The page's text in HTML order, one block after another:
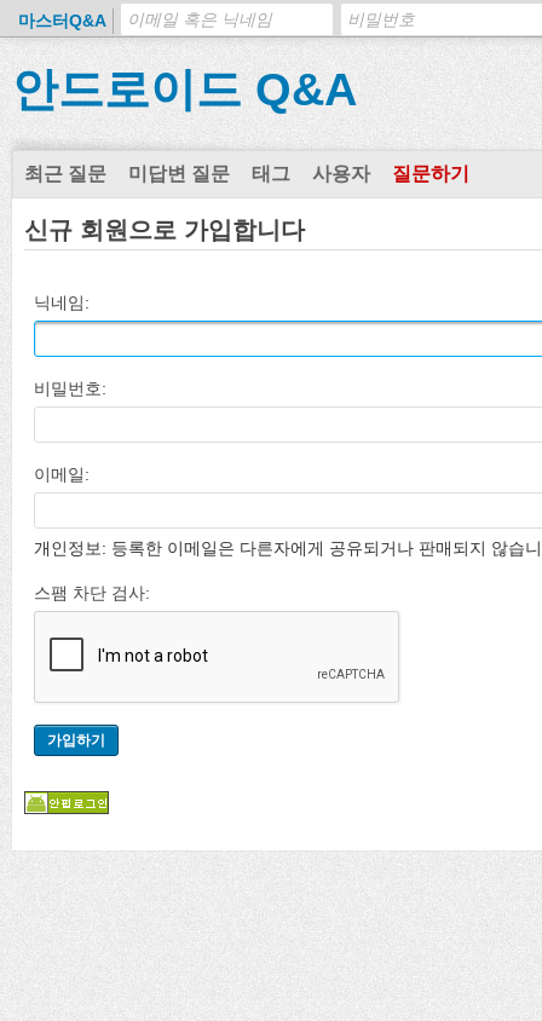
마스터Q&A
안드로이드 Q&A
최근 질문 미답변 질문 태그 사용자 질문하기
신규 회원으로 가입합니다
닉네임:
비밀번호:
이메일:
개인정보: 등록한 이메일은 다른자에게 공유되거나 판매되지 않습
스팸 차단 검사: